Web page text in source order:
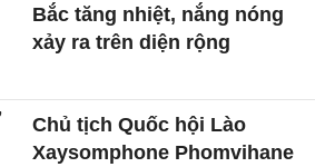
Bắc tăng nhiệt, nắng nóng
xảy ra trên diện rộng
Chủ tịch Quốc hội Lào
Xaysomphone Phomvihane